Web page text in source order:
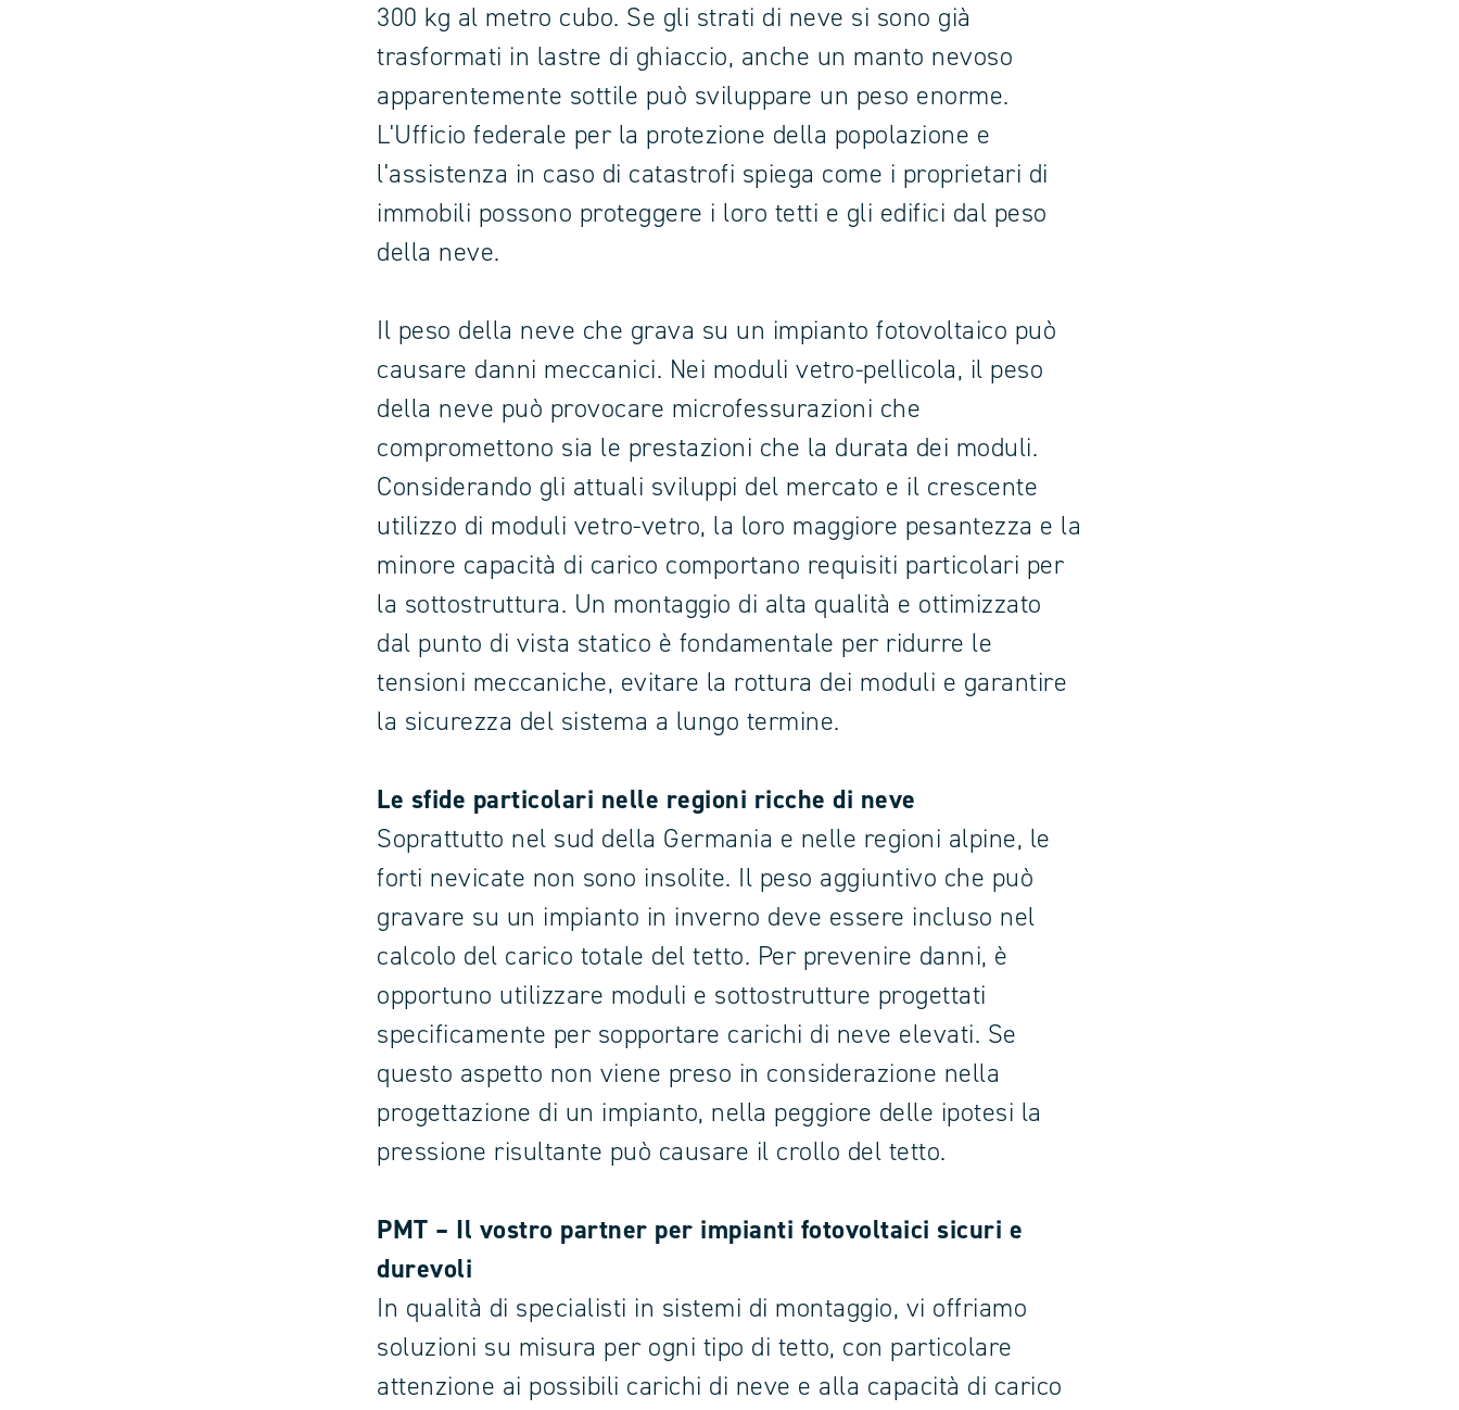
300 kg al metro cubo. Se gli strati di neve si sono già
trasformati in lastre di ghiaccio, anche un manto nevoso
apparentemente sottile può sviluppare un peso enorme.
L'Ufficio federale per la protezione della popolazione e
l'assistenza in caso di catastrofi spiega come i proprietari di
immobili possono proteggere i loro tetti e gli edifici dal peso
della neve.
Il peso della neve che grava su un impianto fotovoltaico può
causare danni meccanici. Nei moduli vetro-pellicola, il peso
della neve può provocare microfessurazioni che
compromettono sia le prestazioni che la durata dei moduli.
Considerando gli attuali sviluppi del mercato e il crescente
utilizzo di moduli vetro-vetro, la loro maggiore pesantezza e la
minore capacità di carico comportano requisiti particolari per
la sottostruttura. Un montaggio di alta qualità e ottimizzato
dal punto di vista statico è fondamentale per ridurre le
tensioni meccaniche, evitare la rottura dei moduli e garantire
la sicurezza del sistema a lungo termine.
Le sfide particolari nelle regioni ricche di neve
Soprattutto nel sud della Germania e nelle regioni alpine, le
forti nevicate non sono insolite. Il peso aggiuntivo che può
gravare su un impianto in inverno deve essere incluso nel
calcolo del carico totale del tetto. Per prevenire danni, è
opportuno utilizzare moduli e sottostrutture progettati
specificamente per sopportare carichi di neve elevati. Se
questo aspetto non viene preso in considerazione nella
progettazione di un impianto, nella peggiore delle ipotesi la
pressione risultante può causare il crollo del tetto.
PMT – Il vostro partner per impianti fotovoltaici sicuri e
durevoli
In qualità di specialisti in sistemi di montaggio, vi offriamo
soluzioni su misura per ogni tipo di tetto, con particolare
attenzione ai possibili carichi di neve e alla capacità di carico